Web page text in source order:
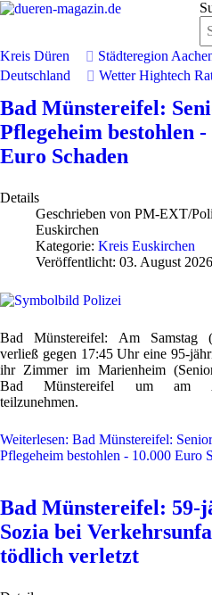
Kreis Düren Städteregion
Deutschland
Wetter Hightech
Bad Münstereifel:
Pflegeheim bestohlen -
Euro Schaden
Details
Geschrieben von PM-EXT/
Euskirchen
Kategorie: Kreis Euskirchen
Veröffentlicht: 03. August 2026
Bad Münstereifel:
Am Samstag
verließ gegen 17:45 Uhr eine 95-
ihr Zimmer im Marienheim
Bad Münstereifel um am
teilzunehmen.
Weiterlesen: Bad Münstereifel:
Pflegeheim bestohlen - 10.000 Euro
Bad Münstereifel: 59-
Sozia bei
tödlich verletzt